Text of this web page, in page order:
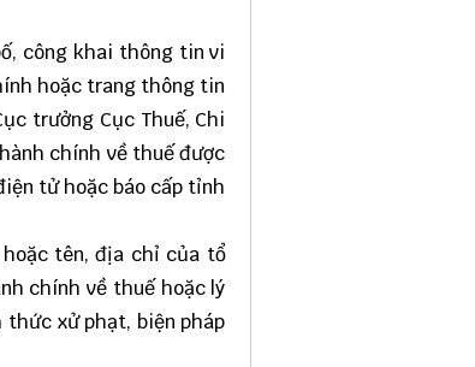
công khai thông tin vi
hoặc trang thông tin
trưởng Cục Thuế, Chi
chính về thuế được
tử hoặc báo cấp tỉnh
tên, địa chỉ của tổ
chính về thuế hoặc lý
thức xử phạt, biện pháp